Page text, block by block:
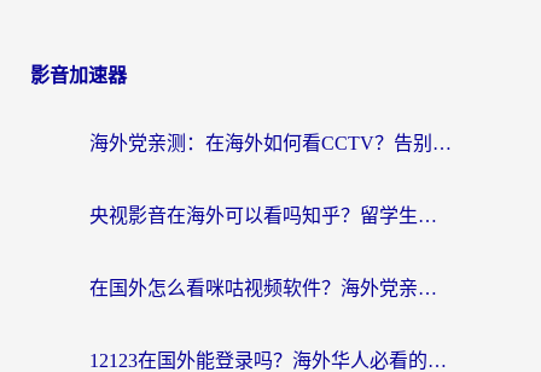
影音加速器
海外党亲测：在海外如何看CCTV？告别“仅限大陆播放”的实用指南
央视影音在海外可以看吗知乎？留学生亲测：3步解决地域限制+追剧自由
在国外怎么看咪咕视频软件？海外党亲测有效的回国加速方案
12123在国外能登录吗？海外华人必看的回国加速实用指南